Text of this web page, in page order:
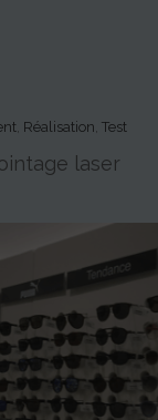
Réalisation Test
laser